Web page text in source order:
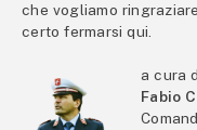
che vogliamo
certo fermarsi qui.
a cura
Fabio